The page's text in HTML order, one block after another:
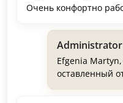
Очень конфортно
Administrator
Efgenia Martyn,
оставленный